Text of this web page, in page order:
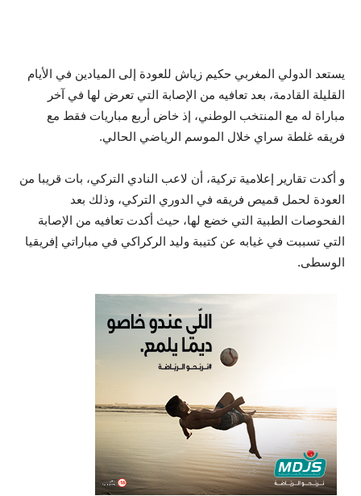
يستعد الدولي المغربي حكيم زياش للعودة إلى الميادين في الأيام
القليلة القادمة، بعد تعافيه من الإصابة التي تعرض لها في آخر
مباراة له مع المنتخب الوطني، إذ خاض أربع مباريات فقط مع
فريقه غلطة سراي خلال الموسم الرياضي الحالي.
و أكدت تقارير إعلامية تركية، أن لاعب النادي التركي، بات قريبا من
العودة لحمل قميص فريقه في الدوري التركي، وذلك بعد
الفحوصات الطبية التي خضع لها، حيث أكدت تعافيه من الإصابة
التي تسببت في غيابه عن كتيبة وليد الركراكي في مباراتي إفريقيا
الوسطى.